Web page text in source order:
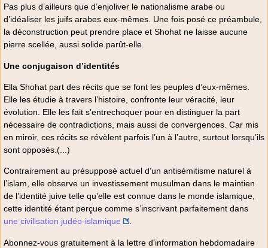
Pas plus d’ailleurs que d’enjoliver le nationalisme arabe ou
d’idéaliser les juifs arabes eux-mêmes. Une fois posé ce préambule,
la déconstruction peut prendre place et Shohat ne laisse aucune
pierre scellée, aussi solide parût-elle.
Une conjugaison d’identités
Ella Shohat part des récits que se font les peuples d’eux-mêmes.
Elle les étudie à travers l’histoire, confronte leur véracité, leur
évolution. Elle les fait s’entrechoquer pour en distinguer la part
nécessaire de contradictions, mais aussi de convergences. Car mis
en miroir, ces récits se révèlent parfois l’un à l’autre, surtout lorsqu’ils
sont opposés.(...)
Contrairement au présupposé actuel d’un antisémitisme naturel à
l’islam, elle observe un investissement musulman dans le maintien
de l’identité juive telle qu’elle est connue dans le monde islamique,
cette identité étant perçue comme s’inscrivant parfaitement dans
une civilisation judéo-islamique
.
Abonnez-vous gratuitement à la lettre d’information hebdomadaire